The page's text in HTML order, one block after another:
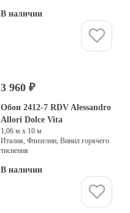
В наличии
3 960 ₽
Обои 2412-7 RDV Alessandro
Allori Dolce Vita
1,06 м х 10 м
Италия, Флизелин, Винил горячего
тиснения
В наличии